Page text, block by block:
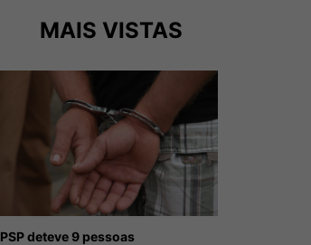
MAIS VISTAS
PSP deteve 9 pessoas